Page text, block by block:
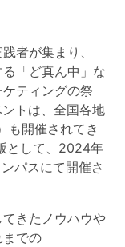
者が集まり、
「ど真ん中」な
ティングの祭
ントは、全国各地
も開催されてき
として、2024年
パスにて開催さ
きたノウハウや
での